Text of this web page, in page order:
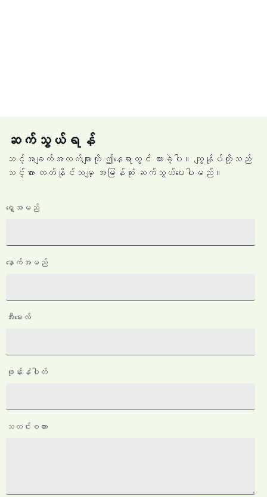
ဆက်သွယ်ရန်
သင့်အချက်အလက်များကို ဤနေရာတွင် ထားခဲ့ပါ။ ကျွန်ုပ်တို့သည်
သင့်အား တတ်နိုင်သမျှ အမြန်ဆုံး ဆက်သွယ်ပေးပါမည်။
‌ရှေ့အမည်
နောက်အမည်
အီးမေးလ်
ဖုန်းနံပါတ်
သတင်းစကား